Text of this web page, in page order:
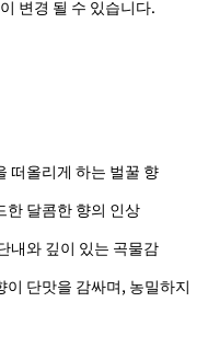
변경 될 수 있습니다.
떠올리게 하는 벌꿀 향
한 달콤한 향의 인상
내와 깊이 있는 곡물감
이 단맛을 감싸며, 농밀하지